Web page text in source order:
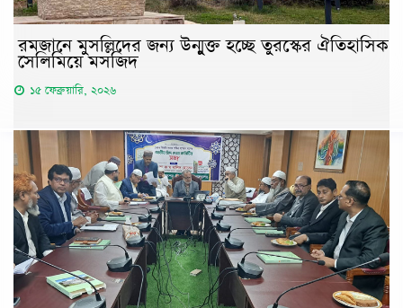
রমজানে মুসল্লিদের জন্য উন্মুক্ত হচ্ছে তুরস্কের ঐতিহাসিক
সেলিমিয়ে মসজিদ
১৫ ফেব্রুয়ারি, ২০২৬